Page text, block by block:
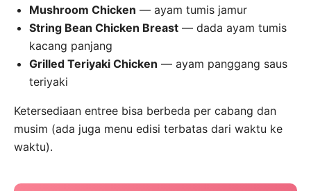
Mushroom Chicken — ayam tumis jamur
String Bean Chicken Breast — dada ayam tumis
kacang panjang
Grilled Teriyaki Chicken — ayam panggang saus
teriyaki
Ketersediaan entree bisa berbeda per cabang dan
musim (ada juga menu edisi terbatas dari waktu ke
waktu).